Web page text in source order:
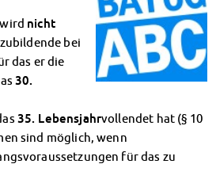
nicht
bei
das er die
30.
35. Lebensjahrvollendet hat (§ 10
sind möglich, wenn
für das zu